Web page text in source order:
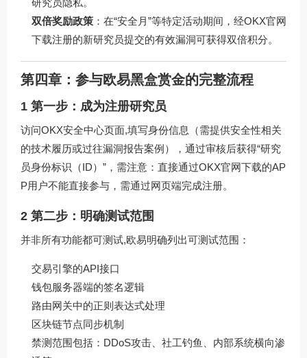
研究员隐私。
双倍奖励政策 ：在“安全月”等特定活动期间，经OKX官网
下载注册的新研究员提交的有效漏洞可获得双倍积分。
第四章：参与欧易黑盒赏金的完整流程
1 第一步：成为注册研究员
访问OKX安全中心页面,填写身份信息（需提供安全性相关
的技术履历或过往漏洞报告案例），通过审核后获得“研究
员身份标识（ID）”，需注意：直接通过OKX官网下载的AP
P用户不能直接参与，需通过网页端完成注册。
2 第二步：明确测试范围
并非所有功能都可测试,欧易明确列出可测试范围：
交易引擎的API接口
钱包服务器端的签名逻辑
路由网关中的正则表达式处理
区块链节点同步机制
禁测范围包括：DDoS攻击、社工钓鱼、内部系统横向渗